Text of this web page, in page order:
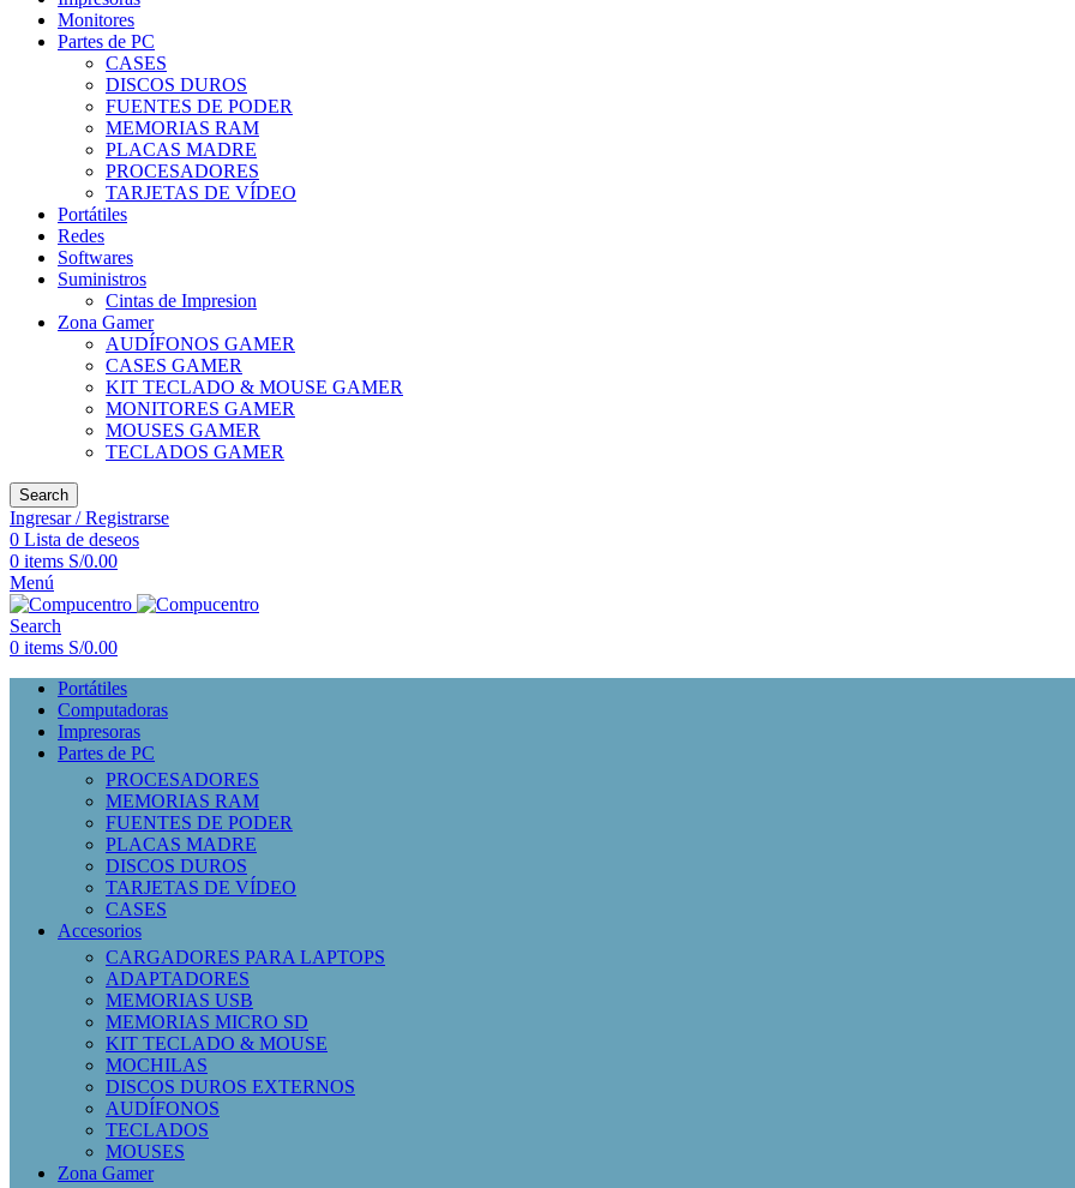
Monitores
Partes de PC
CASES
DISCOS DUROS
FUENTES DE PODER
MEMORIAS RAM
PLACAS MADRE
PROCESADORES
TARJETAS DE VÍDEO
Portátiles
Redes
Softwares
Suministros
Cintas de Impresion
Zona Gamer
AUDÍFONOS GAMER
CASES GAMER
KIT TECLADO & MOUSE GAMER
MONITORES GAMER
MOUSES GAMER
TECLADOS GAMER
Search
Ingresar / Registrarse
0 Lista de deseos
0 items S/0.00
Menú
Search
0 items S/0.00
Portátiles
Computadoras
Impresoras
Partes de PC
PROCESADORES
MEMORIAS RAM
FUENTES DE PODER
PLACAS MADRE
DISCOS DUROS
TARJETAS DE VÍDEO
CASES
Accesorios
CARGADORES PARA LAPTOPS
ADAPTADORES
MEMORIAS USB
MEMORIAS MICRO SD
KIT TECLADO & MOUSE
MOCHILAS
DISCOS DUROS EXTERNOS
AUDÍFONOS
TECLADOS
MOUSES
Zona Gamer